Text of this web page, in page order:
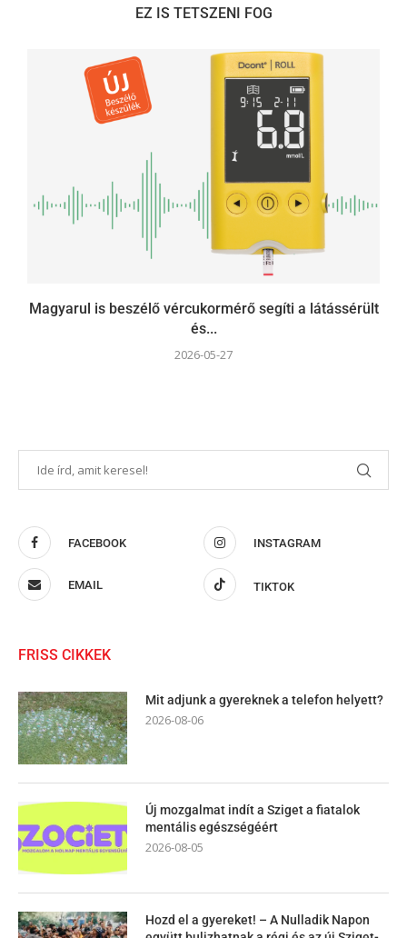
EZ IS TETSZENI FOG
Magyarul is beszélő vércukormérő segíti a látássérült
és...
2026-05-27
FACEBOOK INSTAGRAM
EMAIL TIKTOK
FRISS CIKKEK
Mit adjunk a gyereknek a telefon helyett?
2026-08-06
Új mozgalmat indít a Sziget a fiatalok
mentális egészségéért
2026-08-05
Hozd el a gyereket! – A Nulladik Napon